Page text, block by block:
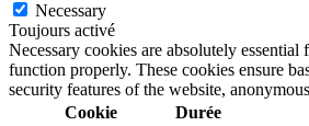
Necessary
Toujours activé
Necessary cookies are absolutely essential
function properly. These cookies ensure
security features of the website,
Cookie
Durée